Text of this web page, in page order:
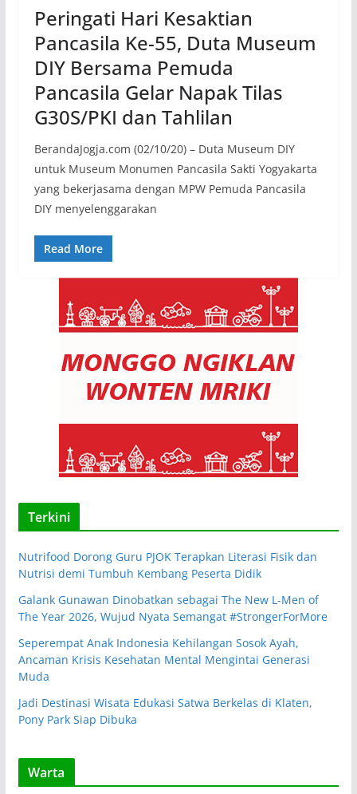
Peringati Hari Kesaktian
Pancasila Ke-55, Duta Museum
DIY Bersama Pemuda
Pancasila Gelar Napak Tilas
G30S/PKI dan Tahlilan
BerandaJogja.com (02/10/20) – Duta Museum DIY
untuk Museum Monumen Pancasila Sakti Yogyakarta
yang bekerjasama dengan MPW Pemuda Pancasila
DIY menyelenggarakan
Read More
Terkini
Nutrifood Dorong Guru PJOK Terapkan Literasi Fisik dan
Nutrisi demi Tumbuh Kembang Peserta Didik
Galank Gunawan Dinobatkan sebagai The New L-Men of
The Year 2026, Wujud Nyata Semangat #StrongerForMore
Seperempat Anak Indonesia Kehilangan Sosok Ayah,
Ancaman Krisis Kesehatan Mental Mengintai Generasi
Muda
Jadi Destinasi Wisata Edukasi Satwa Berkelas di Klaten,
Pony Park Siap Dibuka
Warta